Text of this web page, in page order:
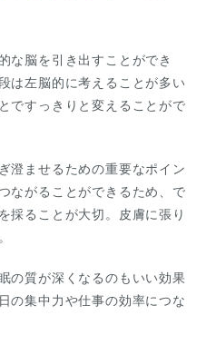
な脳を引き出すことができ
は左脳的に考えることが多い
ですっきりと変えることがで
澄ませるための重要なポイン
ながることができるため、で
採ることが大切。皮膚に張り
の質が深くなるのもいい効果
の集中力や仕事の効率につな